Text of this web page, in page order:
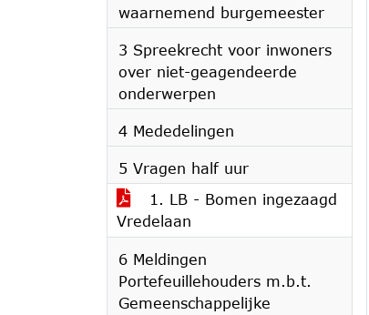
waarnemend burgemeester
3 Spreekrecht voor inwoners
over niet-geagendeerde
onderwerpen
4 Mededelingen
5 Vragen half uur
1. LB - Bomen ingezaagd
Vredelaan
6 Meldingen
Portefeuillehouders m.b.t.
Gemeenschappelijke